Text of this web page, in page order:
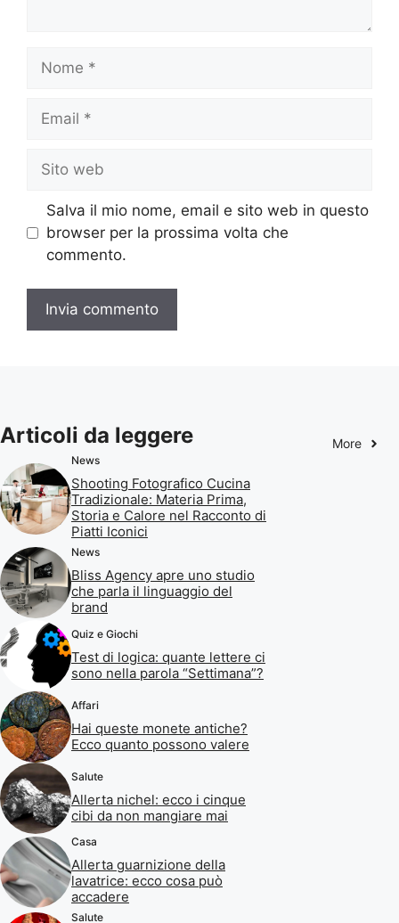
web
Salva il mio nome, email e sito web in questo
browser per la prossima volta che
commento.
Articoli da leggere More
News
Shooting Fotografico Cucina
Tradizionale: Materia Prima,
Storia e Calore nel Racconto di
Piatti Iconici
News
Bliss Agency apre uno studio
che parla il linguaggio del
brand
Quiz e Giochi
Test di logica: quante lettere ci
sono nella parola “Settimana”?
Affari
Hai queste monete antiche?
Ecco quanto possono valere
Salute
Allerta nichel: ecco i cinque
cibi da non mangiare mai
Casa
Allerta guarnizione della
lavatrice: ecco cosa può
accadere
Salute